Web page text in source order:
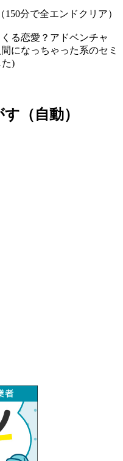
分で全エンドクリア）
る恋愛？アドベンチャ
になっちゃった系のセミ
)
（自動）